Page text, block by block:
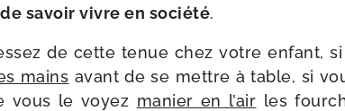
de savoir vivre en socié­té.
de cette tenue chez votre enfant,
mains avant de se mettre à table, si
vous le voyez manier en l’air les